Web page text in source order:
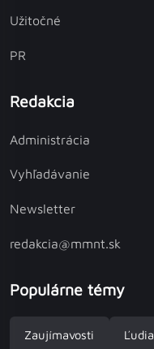
Užitočné
PR
Redakcia
Administrácia
Vyhľadávanie
Newsletter
redakcia@mmnt.sk
Populárne témy
Zaujímavosti Ľudia